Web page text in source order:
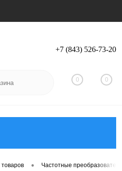
Вход Регистрация
+7 (843) 526-73-20
0 0
товаров • Частотные